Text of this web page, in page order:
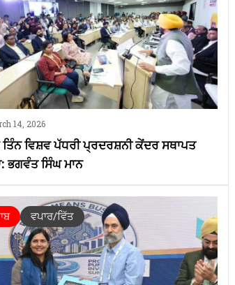
14, 2026
ਤਿੰਨ ਵਿਸ਼ਵ ਪੱਧਰੀ ਪ੍ਰਦਰਸ਼ਨੀ ਕੇਂਦਰ ਸਥਾਪਤ
ਭਗਵੰਤ ਸਿੰਘ ਮਾਨ
ਵਪਾਰ/ਵਿੱਤ